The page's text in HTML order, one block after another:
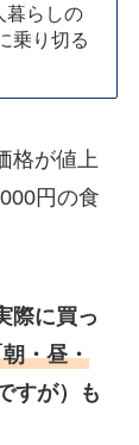
暮らしの
乗り切る
格が値上
円の食
際に買っ
・昼・
すが）も